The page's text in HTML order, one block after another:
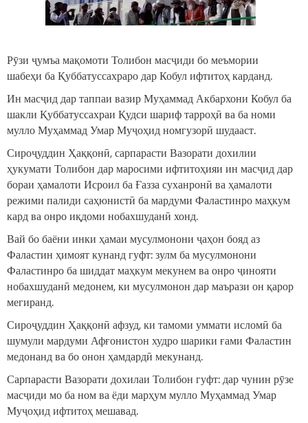
Рӯзи ҷумъа мақомоти Толибон масҷиди бо меъмории
шабеҳи ба Қуббатуссахраро дар Кобул ифтитоҳ карданд.
Ин масҷид дар таппаи вазир Муҳаммад Акбархони Кобул ба
шакли Қуббатуссахраи Қудси шариф тарроҳӣ ва ба номи
мулло Муҳаммад Умар Муҷоҳид номгузорӣ шудааст.
Сироҷуддин Ҳаққонӣ, сарпарасти Вазорати дохилии
ҳукумати Толибон дар маросими ифтитоҳияи ин масҷид дар
бораи ҳамалоти Исроил ба Ғазза суханронӣ ва ҳамалоти
режими палиди саҳюнистӣ ба мардуми Фаластинро маҳкум
кард ва онро иқдоми нобахшуданӣ хонд.
Вай бо баёни инки ҳамаи мусулмонони ҷаҳон бояд аз
Фаластин ҳимоят кунанд гуфт: зулм ба мусулмонони
Фаластинро ба шиддат маҳкум мекунем ва онро ҷинояти
нобахшуданӣ медонем, ки мусулмонон дар маърази он қарор
мегиранд.
Сироҷуддин Ҳаққонӣ афзуд, ки тамоми уммати исломӣ ба
шумули мардуми Афғонистон худро шарики ғами Фаластин
медонанд ва бо онон ҳамдардӣ мекунанд.
Сарпарасти Вазорати дохилаи Толибон гуфт: дар чунин рӯзе
масҷиди мо ба ном ва ёди марҳум мулло Муҳаммад Умар
Муҷоҳид ифтитоҳ мешавад.